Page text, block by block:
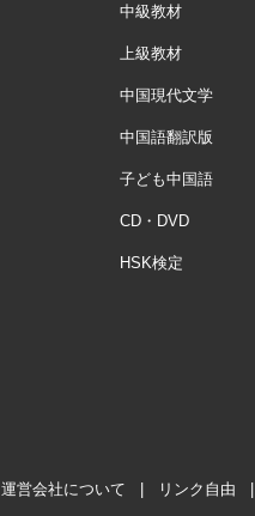
中級教材
上級教材
中国現代文学
中国語翻訳版
子ども中国語
CD・DVD
HSK検定
運営会社について リンク自由